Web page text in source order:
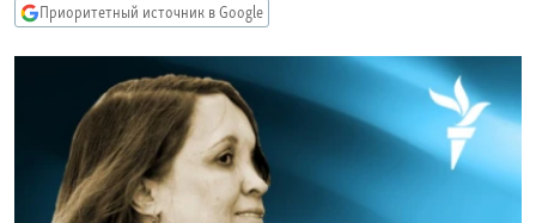
поиску
СЕВЕР.РЕАЛИИ
СИБИРЬ.РЕАЛИИ
РАСПИСАНИЕ ВЕЩАНИЯ
ПОДПИШИТЕСЬ НА РАССЫЛКУ
Приоритетный источник в Google